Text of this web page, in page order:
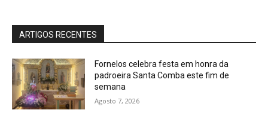
ARTIGOS RECENTES
Fornelos celebra festa em honra da
padroeira Santa Comba este fim de
semana
Agosto 7, 2026